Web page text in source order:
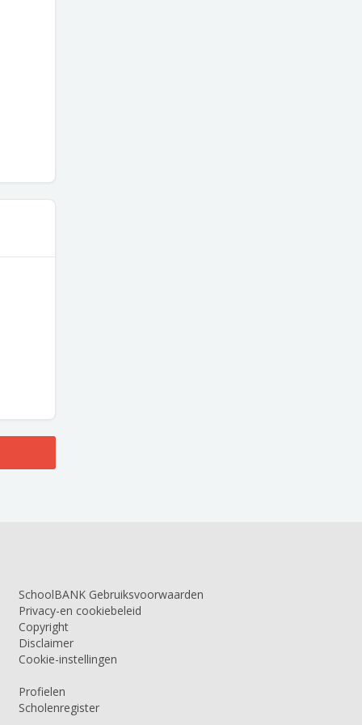
SchoolBANK Gebruiksvoorwaarden
Privacy-en cookiebeleid
Copyright
Disclaimer
Cookie-instellingen
Profielen
Scholenregister